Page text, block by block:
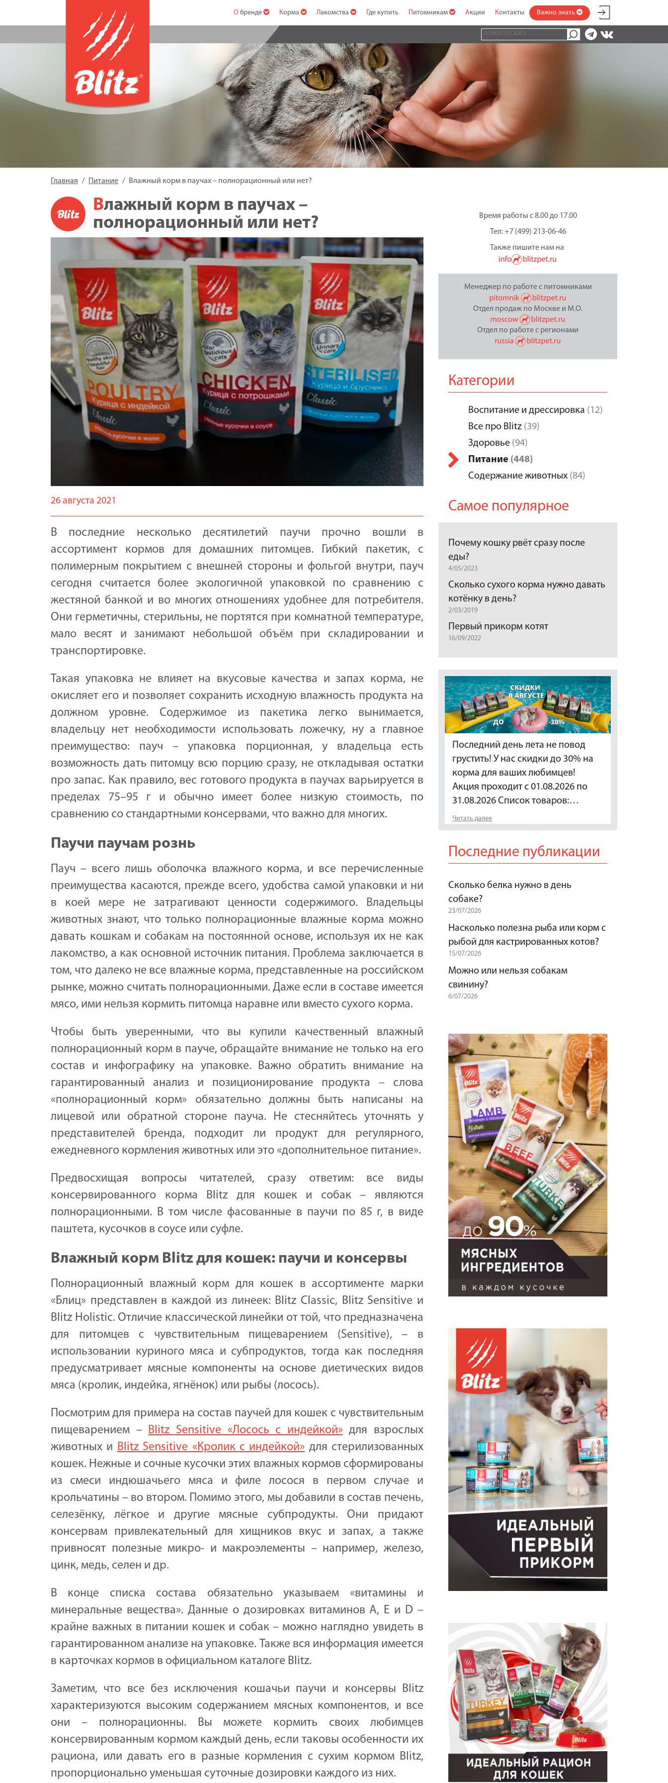
О бренде Корма Лакомства Где купить Питомникам Акции Контакты Важно знать
Главная Питание Влажный корм в паучах – полнорационный или нет?
Влажный корм в паучах –
полнорационный или нет?
26 августа 2021
В последние несколько десятилетий паучи прочно вошли в
ассортимент кормов для домашних питомцев. Гибкий пакетик, с
полимерным покрытием с внешней стороны и фольгой внутри, пауч
сегодня считается более экологичной упаковкой по сравнению с
жестяной банкой и во многих отношениях удобнее для потребителя.
Они герметичны, стерильны, не портятся при комнатной температуре,
мало весят и занимают небольшой объём при складировании и
транспортировке.
Такая упаковка не влияет на вкусовые качества и запах корма, не
окисляет его и позволяет сохранить исходную влажность продукта на
должном уровне. Содержимое из пакетика легко вынимается,
владельцу нет необходимости использовать ложечку, ну а главное
преимущество: пауч – упаковка порционная, у владельца есть
возможность дать питомцу всю порцию сразу, не откладывая остатки
про запас. Как правило, вес готового продукта в паучах варьируется в
пределах 75–95 г и обычно имеет более низкую стоимость, по
сравнению со стандартными консервами, что важно для многих.
Паучи паучам рознь
Пауч – всего лишь оболочка влажного корма, и все перечисленные
преимущества касаются, прежде всего, удобства самой упаковки и ни
в коей мере не затрагивают ценности содержимого. Владельцы
животных знают, что только полнорационные влажные корма можно
давать кошкам и собакам на постоянной основе, используя их не как
лакомство, а как основной источник питания. Проблема заключается в
том, что далеко не все влажные корма, представленные на российском
рынке, можно считать полнорационными. Даже если в составе имеется
мясо, ими нельзя кормить питомца наравне или вместо сухого корма.
Чтобы быть уверенными, что вы купили качественный влажный
полнорационный корм в пауче, обращайте внимание не только на его
состав и инфографику на упаковке. Важно обратить внимание на
гарантированный анализ и позиционирование продукта – слова
«полнорационный корм» обязательно должны быть написаны на
лицевой или обратной стороне пауча. Не стесняйтесь уточнять у
представителей бренда, подходит ли продукт для регулярного,
ежедневного кормления животных или это «дополнительное питание».
Предвосхищая вопросы читателей, сразу ответим: все виды
консервированного корма Blitz для кошек и собак – являются
полнорационными. В том числе фасованные в паучи по 85 г, в виде
паштета, кусочков в соусе или суфле.
Влажный корм Blitz для кошек: паучи и консервы
Полнорационный влажный корм для кошек в ассортименте марки
«Блиц» представлен в каждой из линеек: Blitz Classic, Blitz Sensitive и
Blitz Holistic. Отличие классической линейки от той, что предназначена
для питомцев с чувствительным пищеварением (Sensitive), – в
использовании куриного мяса и субпродуктов, тогда как последняя
предусматривает мясные компоненты на основе диетических видов
мяса (кролик, индейка, ягнёнок) или рыбы (лосось).
Посмотрим для примера на состав паучей для кошек с чувствительным
пищеварением – Blitz Sensitive «Лосось с индейкой»для взрослых
животных и Blitz Sensitive «Кролик с индейкой» для стерилизованных
кошек. Нежные и сочные кусочки этих влажных кормов сформированы
из смеси индюшачьего мяса и филе лосося в первом случае и
крольчатины – во втором. Помимо этого, мы добавили в состав печень,
селезёнку, лёгкое и другие мясные субпродукты. Они придают
консервам привлекательный для хищников вкус и запах, а также
привносят полезные микро- и макроэлементы – например, железо,
цинк, медь, селен и др.
В конце списка состава обязательно указываем «витамины и
минеральные вещества». Данные о дозировках витаминов A, E и D –
крайне важных в питании кошек и собак – можно наглядно увидеть в
гарантированном анализе на упаковке. Также вся информация имеется
в карточках кормов в официальном каталоге Blitz.
Заметим, что все без исключения кошачьи паучи и консервы Blitz
характеризуются высоким содержанием мясных компонентов, и все
они – полнорационны. Вы можете кормить своих любимцев
консервированным кормом каждый день, если таковы особенности их
рациона, или давать его в разные кормления с сухим кормом Blitz,
пропорционально уменьшая суточные дозировки каждого из них.
Время работы с 8.00 до 17.00
Тел: +7 (499) 213-06-46
Также пишите нам на
Менеджер по работе с питомниками
Отдел продаж по Москве и М.О.
Отдел по работе с регионами
Категории
Воспитание и дрессировка (12)
Все про Blitz (39)
Здоровье (94)
Питание (448)
Содержание животных (84)
Самое популярное
Почему кошку рвёт сразу после
еды?
4/05/2023
Сколько сухого корма нужно давать
котёнку в день?
2/03/2019
Первый прикорм котят
16/09/2022
Последний день лета не повод
грустить! У нас скидки до 30% на
корма для ваших любимцев!
Акция проходит с 01.08.2026 по
31.08.2026 Список товаров:…
Читать далее
Последние публикации
Сколько белка нужно в день
собаке?
23/07/2026
Насколько полезна рыба или корм с
рыбой для кастрированных котов?
15/07/2026
Можно или нельзя собакам
свинину?
6/07/2026